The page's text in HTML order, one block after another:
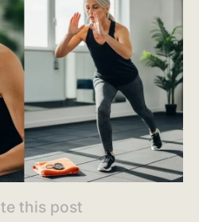
this post